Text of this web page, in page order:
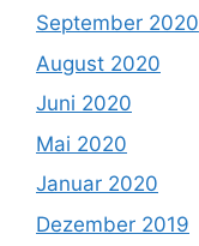
September 2020
August 2020
Juni 2020
Mai 2020
Januar 2020
Dezember 2019